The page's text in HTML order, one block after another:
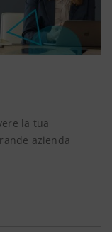
la tua
azienda